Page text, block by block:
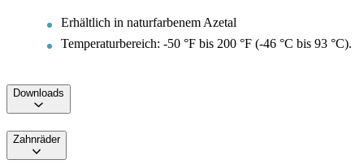
Erhältlich in naturfarbenem Azetal
Temperaturbereich: -50 °F bis 200 °F (-46 °C bis 93 °C).
Downloads
Zahnräder